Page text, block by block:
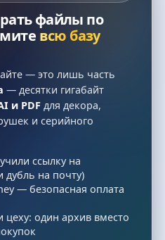
файлы по
всю базу
— это лишь часть
— десятки гигабайт
и PDFдля декора,
и серийного
ссылку на
дубль на почту)
— безопасная оплата
один архив вместо